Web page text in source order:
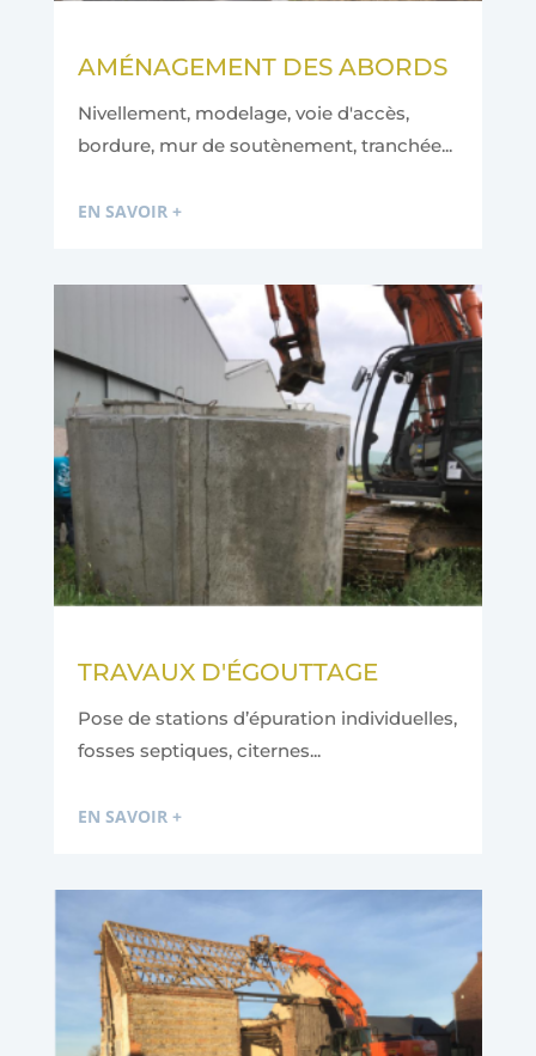
AMÉNAGEMENT DES ABORDS
Nivellement, modelage, voie d'accès,
bordure, mur de soutènement, tranchée...
EN SAVOIR +
TRAVAUX D'ÉGOUTTAGE
Pose de stations d’épuration individuelles,
fosses septiques, citernes...
EN SAVOIR +